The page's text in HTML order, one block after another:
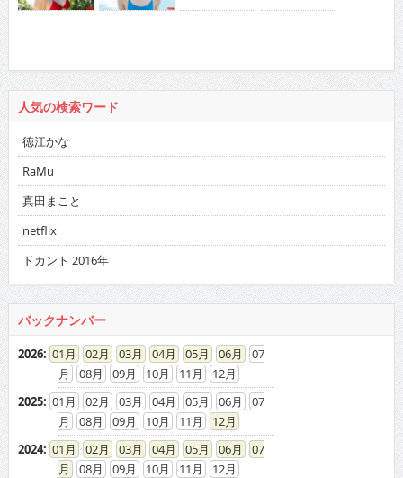
人気の検索ワード
徳江かな
RaMu
真田まこと
netflix
ドカント 2016年
バックナンバー
2026: 01 02 03 04 05 06
07
08
09 10 11
12
2025: 01 02 03 04 05 06
07
08
09 10 11
12
2024: 01 02 03 04 05 06
07
08
09 10 11
12